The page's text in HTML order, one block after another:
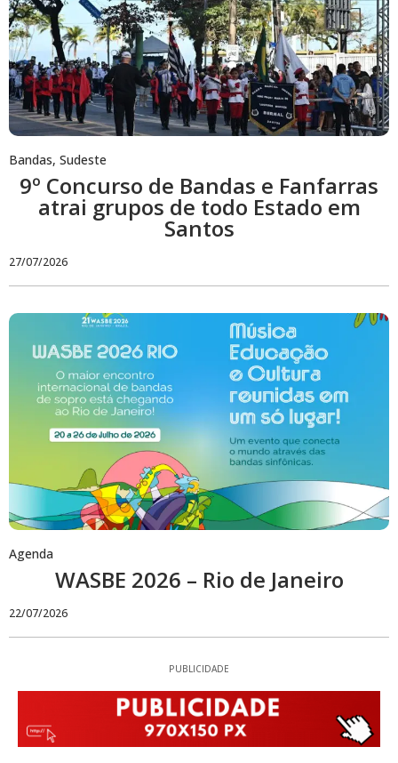
Bandas, Sudeste
9º Concurso de Bandas e Fanfarras
atrai grupos de todo Estado em
Santos
27/07/2026
Agenda
WASBE 2026 – Rio de Janeiro
22/07/2026
PUBLICIDADE